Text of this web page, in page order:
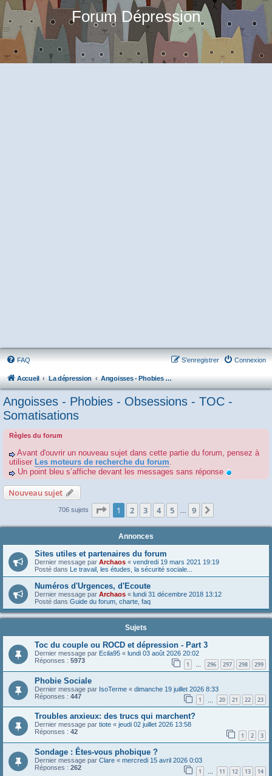
Forum Dépression
FAQ Connexion
S’enregistrer
Accueil La dépression Angoisses - Phobies - Obsessions - TOC - Somatisations
Angoisses - Phobies - Obsessions - TOC -
Somatisations
Règles du forum
Avant d'ouvrir un nouveau sujet dans cette partie du forum, pensez à
utiliser Les moteurs de recherche du forum.
Un point bleu s’affiche devant les messages sans réponse
Nouveau sujet
706 sujets Page 1sur9
1 2 3 4 5 9
Annonces
Sites utiles et partenaires du forum
Dernier message par Archaos « vendredi 19 mars 2021 19:19
Posté dans Le travail, les études, la sécurité sociale...
Numéros d'Urgences, d'Ecoute
Dernier message par Archaos « lundi 31 décembre 2018 13:12
Posté dans Guide du forum, charte, faq
Sujets
Toc du couple ou ROCD et dépression - Part 3
Dernier message par Ecila95 « lundi 03 août 2026 20:02
Réponses : 5973 1 … 296 297 298 299
Phobie Sociale
Dernier message par IsoTerme « dimanche 19 juillet 2026 8:33
Réponses : 447 1 20 21 22 23
Troubles anxieux: des trucs qui marchent?
Dernier message par tiote « jeudi 02 juillet 2026 13:58
Réponses : 42 1 2 3
Sondage : Êtes-vous phobique ?
Dernier message par Clare « mercredi 15 avril 2026 0:03
Réponses : 262 1 … 11 12 13 14